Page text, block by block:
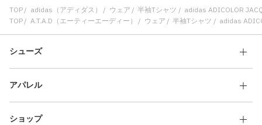
TOP adidas（アディダス） ウェア 半袖Tシャツ
adidas ADICOLOR
TOP
A.T.A.D（エーティーエーディー） ウェア 半袖Tシャツ adidas
シューズ
アパレル
ショップ